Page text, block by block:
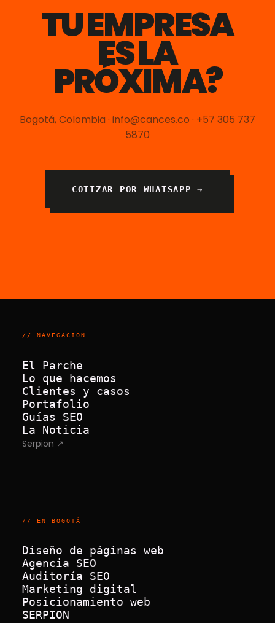
TU EMPRESA
ES LA
PRÓXIMA?
Bogotá, Colombia · info@cances.co · +57 305 737
5870
COTIZAR POR WHATSAPP →
// NAVEGACIÓN
El Parche
Lo que hacemos
Clientes y casos
Portafolio
Guías SEO
La Noticia
Serpion ↗
// EN BOGOTÁ
Diseño de páginas web
Agencia SEO
Auditoría SEO
Marketing digital
Posicionamiento web
SERPION